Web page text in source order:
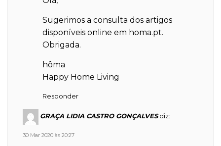
Sugerimos a consulta dos artigos
disponíveis online em homa.pt.
Obrigada.
hôma
Happy Home Living
Responder
GRAÇA LIDIA CASTRO GONÇALVES diz:
30 Mar 2020 às 20:27